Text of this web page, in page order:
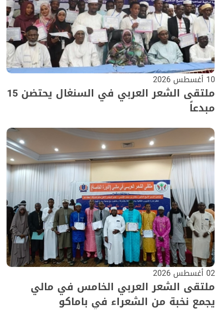
10 أغسطس 2026
ملتقى الشعر العربي في السنغال يحتضن 15
مبدعاً
02 أغسطس 2026
ملتقى الشعر العربي الخامس في مالي
يجمع نخبة من الشعراء في باماكو